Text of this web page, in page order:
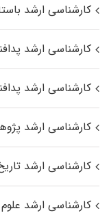
کارشناسی ارشد
کارشناسی ارشد
کارشناسی ارشد
کارشناسی ارشد
کارشناسی ارشد
کارشناسی ارشد